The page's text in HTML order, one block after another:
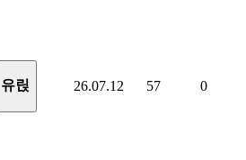
유릱 26.07.12 57 0